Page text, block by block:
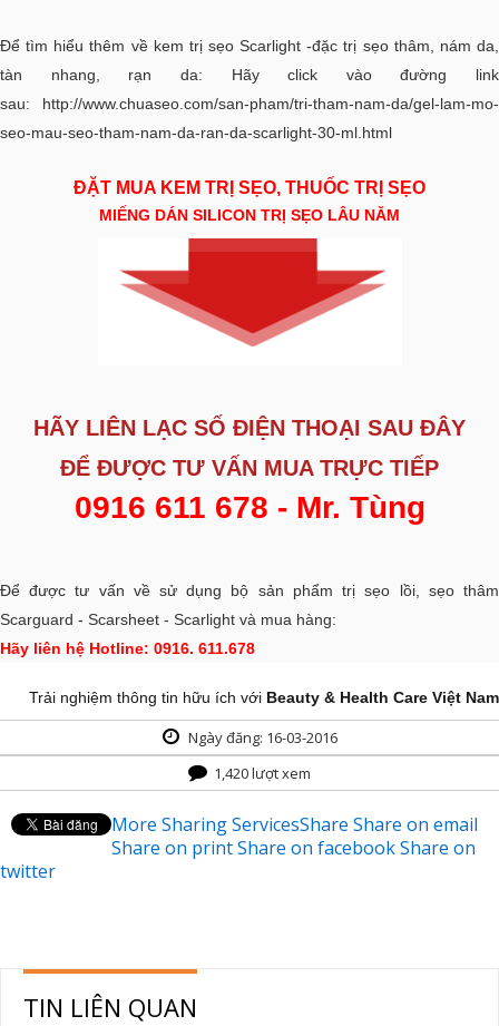
Để tìm hiểu thêm về kem trị sẹo Scarlight -đặc trị sẹo thâm, nám da,
tàn nhang, rạn da: Hãy click vào đường link
sau:
http://www.chuaseo.com/san-pham/tri-tham-nam-da/gel-lam-mo-
seo-mau-seo-tham-nam-da-ran-da-scarlight-30-ml.html
ĐẶT MUA KEM TRỊ SẸO, THUỐC TRỊ SẸO
MIẾNG DÁN SILICON TRỊ SẸO LÂU NĂM
HÃY LIÊN LẠC SỐ ĐIỆN THOẠI SAU ĐÂY
ĐỂ ĐƯỢC TƯ VẤN MUA TRỰC TIẾP
0916 611 678 - Mr. Tùng
Để được tư vấn về sử dụng bộ sản phẩm trị sẹo lồi, sẹo thâm
Scarguard - Scarsheet - Scarlight và mua hàng:
Hãy liên hệ Hotline: 0916. 611.678
Trải nghiệm thông tin hữu ích với Beauty & Health Care Việt Nam
Ngày đăng: 16-03-2016
1,420 lượt xem
More Sharing ServicesShare Share on email
Share on printShare on facebookShare on
twitter
TIN LIÊN QUAN